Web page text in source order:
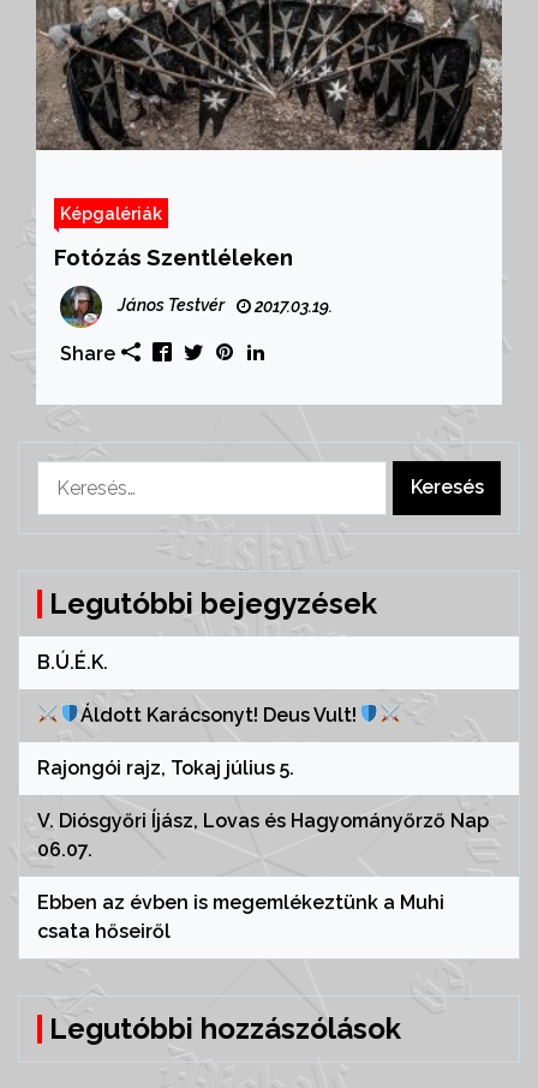
Képgalériák
Fotózás Szentléleken
János Testvér 2017.03.19.
Share
Legutóbbi bejegyzések
B.Ú.É.K.
Áldott Karácsonyt! Deus Vult!
Rajongói rajz, Tokaj július 5.
V. Diósgyőri Íjász, Lovas és Hagyományőrző Nap
06.07.
Ebben az évben is megemlékeztünk a Muhi
csata hőseiről
Legutóbbi hozzászólások